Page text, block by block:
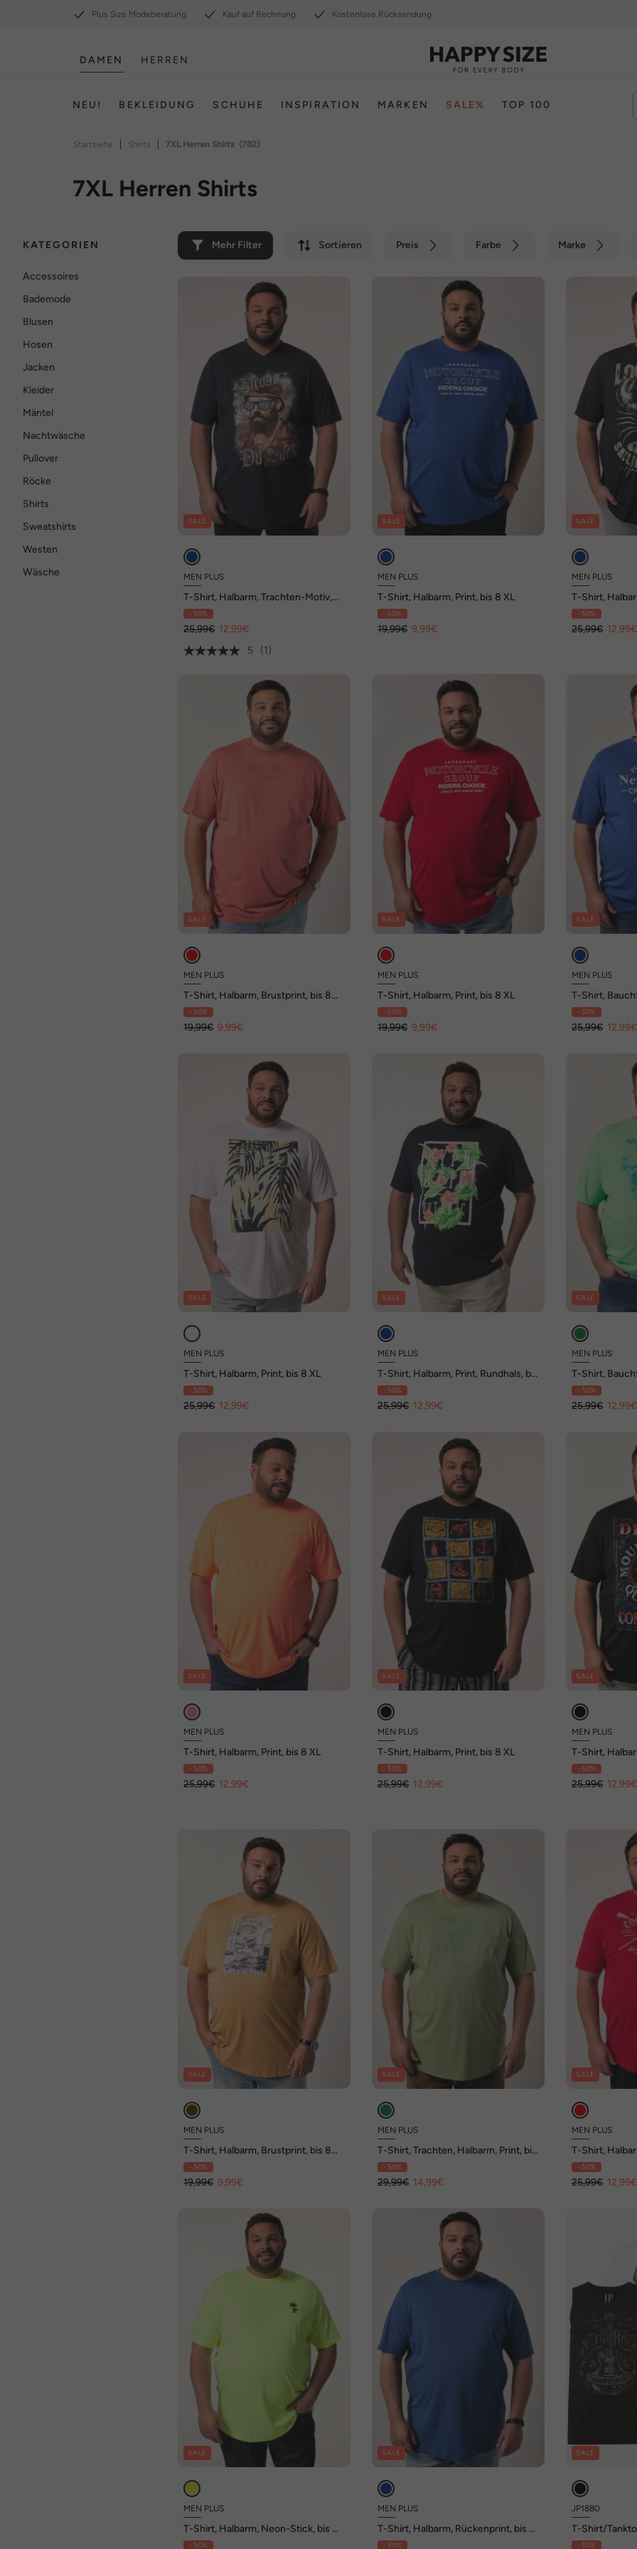
Plus Size Modeberatung Kauf auf Rechnung Kostenlose Rücksendung
DAMEN HERREN
NEU! BEKLEIDUNG SCHUHE INSPIRATION MARKEN SALE% TOP 100
Startseite | Shirts | 7XL Herren Shirts (782)
7XL Herren Shirts
KATEGORIEN Mehr Filter Sortieren Preis Farbe Marke
Accessoires
Bademode
Blusen
Hosen
Jacken
Kleider
Mäntel
Nachtwäsche
Pullover
Röcke
Shirts
Sweatshirts
Westen
Wäsche
SALE
MEN PLUS
T-Shirt, Halbarm, Trachten-Motiv,
V-Ausschnitt, bis 8 XL
- 50%
25,99€ 12,99€
5
(1)
SALE
MEN PLUS
T-Shirt, Halbarm, Print, bis 8 XL
- 50%
19,99€ 9,99€
SALE
MEN PLUS
T-Shirt,
- 50%
25,99€ 12,99€
SALE
MEN PLUS
T-Shirt, Halbarm, Brustprint, bis 8
XL- 50%
19,99€ 9,99€
SALE
MEN PLUS
T-Shirt, Halbarm, Print, bis 8 XL
- 50%
19,99€ 9,99€
SALE
MEN PLUS
T-Shirt,
8 XL
- 50%
25,99€ 12,99€
SALE
MEN PLUS
T-Shirt, Halbarm, Print, bis 8 XL
- 50%
25,99€ 12,99€
SALE
MEN PLUS
T-Shirt, Halbarm, Print, Rundhals, bis
8 XL
- 50%
25,99€ 12,99€
SALE
MEN PLUS
T-Shirt,
8 XL
- 50%
25,99€ 12,99€
SALE
MEN PLUS
T-Shirt, Halbarm, Print, bis 8 XL
- 50%
25,99€ 12,99€
SALE
MEN PLUS
T-Shirt, Halbarm, Print, bis 8 XL
- 50%
25,99€ 12,99€
SALE
MEN PLUS
T-Shirt,
XL- 50%
25,99€ 12,99€
SALE
MEN PLUS
T-Shirt, Halbarm, Brustprint, bis 8
XL- 50%
19,99€ 9,99€
SALE
MEN PLUS
T-Shirt, Trachten, Halbarm, Print, bis
8 XL
- 50%
29,99€ 14,99€
SALE
MEN PLUS
T-Shirt,
8 XL
- 50%
25,99€ 12,99€
SALE
MEN PLUS
T-Shirt, Halbarm, Neon-Stick, bis 8
XL- 50%
SALE
MEN PLUS
T-Shirt, Halbarm, Rückenprint, bis 8
XL- 50%
SALE
JP1880
T-Shirt/
Brustprint, bis
- 50%